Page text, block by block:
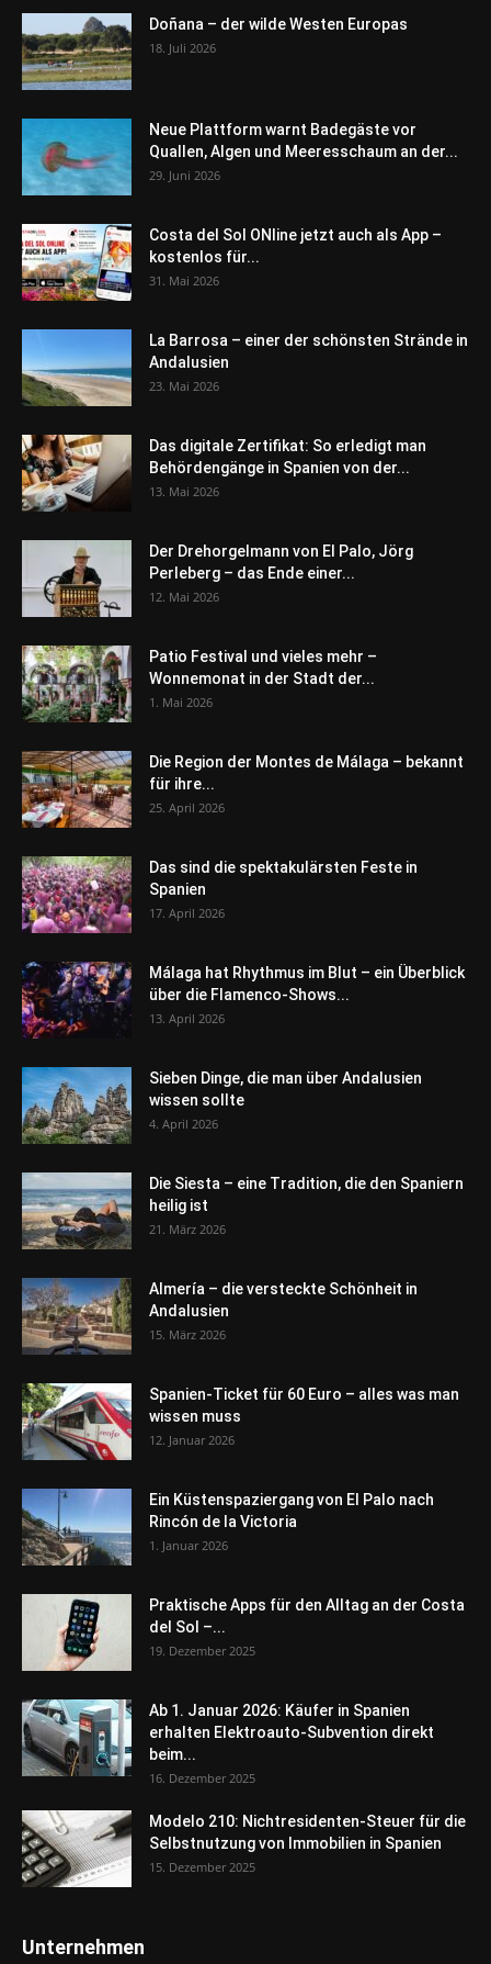
Doñana – der wilde Westen Europas
18. Juli 2026
Neue Plattform warnt Badegäste vor
Quallen, Algen und Meeresschaum an der...
29. Juni 2026
Costa del Sol ONline jetzt auch als App –
kostenlos für...
31. Mai 2026
La Barrosa – einer der schönsten Strände in
Andalusien
23. Mai 2026
Das digitale Zertifikat: So erledigt man
Behördengänge in Spanien von der...
13. Mai 2026
Der Drehorgelmann von El Palo, Jörg
Perleberg – das Ende einer...
12. Mai 2026
Patio Festival und vieles mehr –
Wonnemonat in der Stadt der...
1. Mai 2026
Die Region der Montes de Málaga – bekannt
für ihre...
25. April 2026
Das sind die spektakulärsten Feste in
Spanien
17. April 2026
Málaga hat Rhythmus im Blut – ein Überblick
über die Flamenco-Shows...
13. April 2026
Sieben Dinge, die man über Andalusien
wissen sollte
4. April 2026
Die Siesta – eine Tradition, die den Spaniern
heilig ist
21. März 2026
Almería – die versteckte Schönheit in
Andalusien
15. März 2026
Spanien-Ticket für 60 Euro – alles was man
wissen muss
12. Januar 2026
Ein Küstenspaziergang von El Palo nach
Rincón de la Victoria
1. Januar 2026
Praktische Apps für den Alltag an der Costa
del Sol –...
19. Dezember 2025
Ab 1. Januar 2026: Käufer in Spanien
erhalten Elektroauto-Subvention direkt
beim...
16. Dezember 2025
Modelo 210: Nichtresidenten-Steuer für die
Selbstnutzung von Immobilien in Spanien
15. Dezember 2025
Unternehmen